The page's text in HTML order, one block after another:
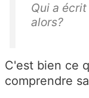
Qui a
alors?
C'est bien ce
comprendre